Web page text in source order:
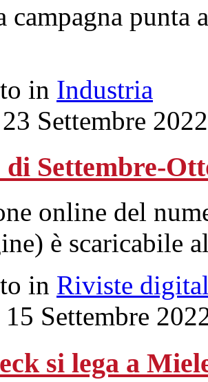
campagna
in Industria
Settembre
Settembre-
online del
è scaricabile
in Riviste
Settembre
si lega a